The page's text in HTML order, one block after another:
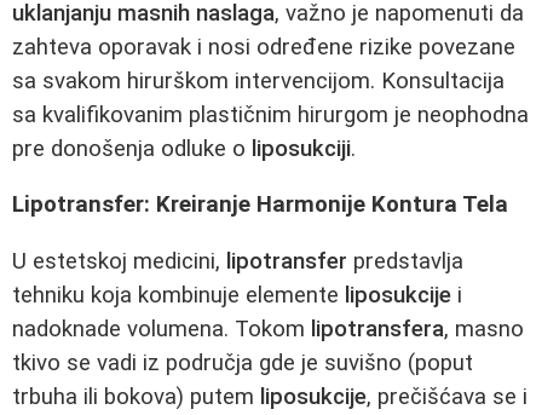
uklanjanju masnih naslaga, važno je napomenuti da
zahteva oporavak i nosi određene rizike povezane
sa svakom hirurškom intervencijom. Konsultacija
sa kvalifikovanim plastičnim hirurgom je neophodna
pre donošenja odluke o liposukciji.
Lipotransfer: Kreiranje Harmonije Kontura Tela
U estetskoj medicini, lipotransfer predstavlja
tehniku koja kombinuje elemente liposukcije i
nadoknade volumena. Tokom lipotransfera, masno
tkivo se vadi iz područja gde je suvišno (poput
trbuha ili bokova) putem liposukcije, prečišćava se i